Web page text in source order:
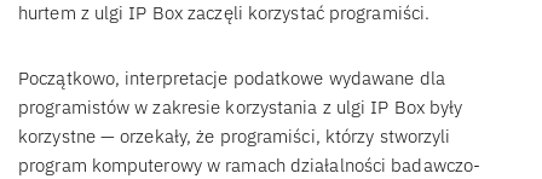
hurtem z ulgi IP Box zaczęli korzystać programiści.
Początkowo, interpretacje podatkowe wydawane dla
programistów w zakresie korzystania z ulgi IP Box były
korzystne — orzekały, że programiści, którzy stworzyli
program komputerowy w ramach działalności badawczo-